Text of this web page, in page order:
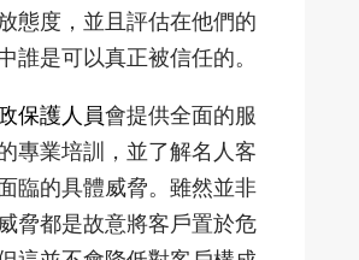
態度，並且評估在他們的
誰是可以真正被信任的。
保護人員會提供全面的服
專業培訓，並了解名人客
臨的具體威脅。雖然並非
脅都是故意將客戶置於危